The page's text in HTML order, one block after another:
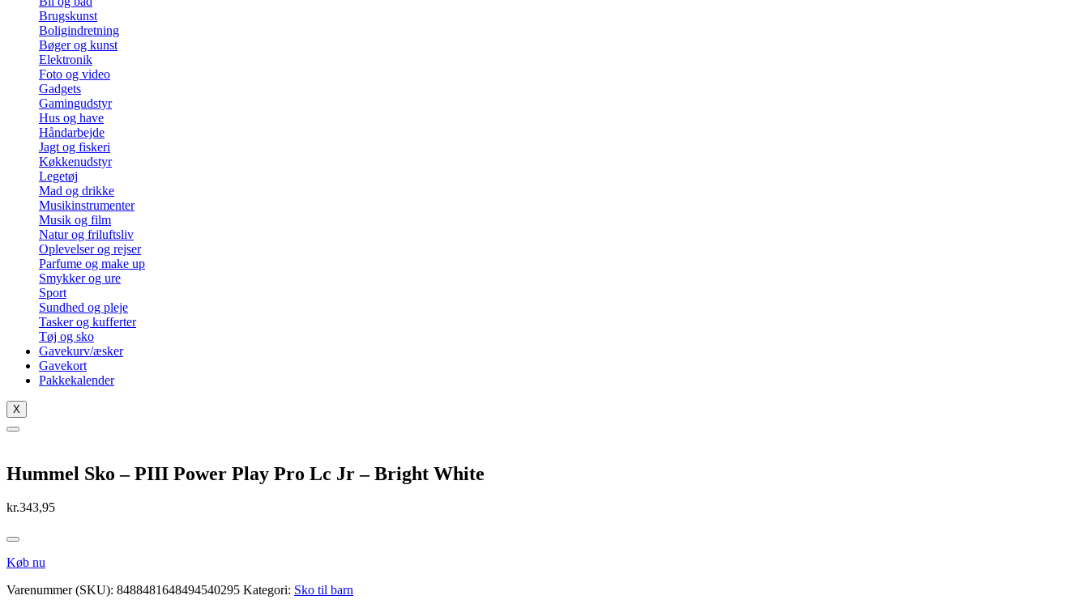
Brugskunst
Boligindretning
Bøger og kunst
Elektronik
Foto og video
Gadgets
Gamingudstyr
Hus og have
Håndarbejde
Jagt og fiskeri
Køkkenudstyr
Legetøj
Mad og drikke
Musikinstrumenter
Musik og film
Natur og friluftsliv
Oplevelser og rejser
Parfume og make up
Smykker og ure
Sport
Sundhed og pleje
Tasker og kufferter
Tøj og sko
Gavekurv/æsker
Gavekort
Pakkekalender
X
Hummel Sko – PIII Power Play Pro Lc Jr – Bright White
kr.343,95
Køb nu
Varenummer (SKU): 8488481648494540295 Kategori: Sko til barn